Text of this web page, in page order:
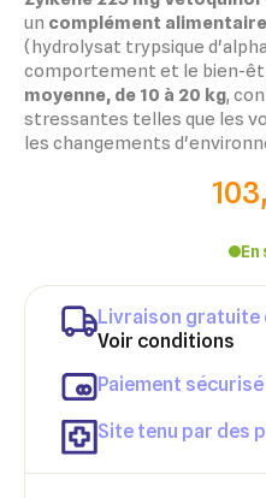
un complément
(hydrolysat trypsique
comportement et le bien-
moyenne, de 10 à 20 kg,
stressantes telles que les
les changements
Livraison gratuite
Voir conditions
Paiement sécurisé
Site tenu par des